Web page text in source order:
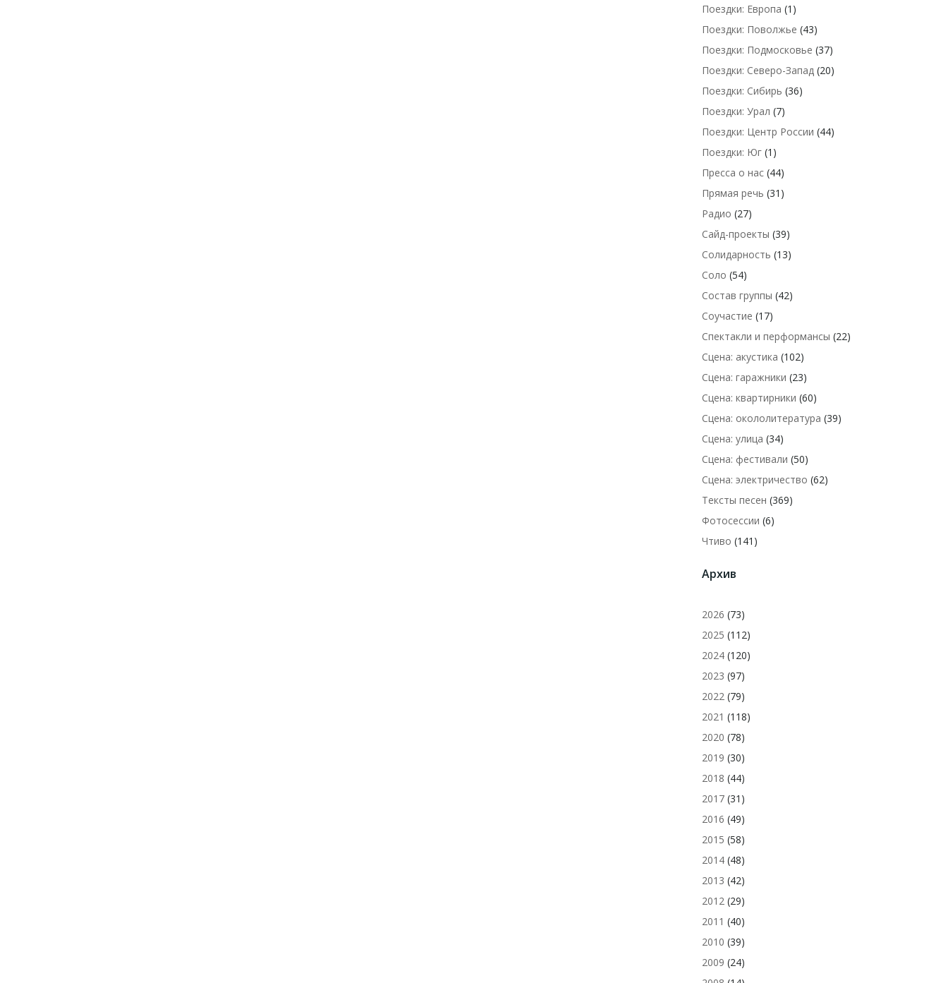
Поездки: Европа (1)
Поездки: Поволжье (43)
Поездки: Подмосковье (37)
Поездки: Северо-Запад (20)
Поездки: Сибирь (36)
Поездки: Урал (7)
Поездки: Центр России (44)
Поездки: Юг (1)
Пресса о нас (44)
Прямая речь (31)
Радио (27)
Сайд-проекты (39)
Солидарность (13)
Соло (54)
Состав группы (42)
Соучастие (17)
Спектакли и перформансы (22)
Сцена: акустика (102)
Сцена: гаражники (23)
Сцена: квартирники (60)
Сцена: окололитература (39)
Сцена: улица (34)
Сцена: фестивали (50)
Сцена: электричество (62)
Тексты песен (369)
Фотосессии (6)
Чтиво (141)
Архив
2026 (73)
2025 (112)
2024 (120)
2023 (97)
2022 (79)
2021 (118)
2020 (78)
2019 (30)
2018 (44)
2017 (31)
2016 (49)
2015 (58)
2014 (48)
2013 (42)
2012 (29)
2011 (40)
2010 (39)
2009 (24)